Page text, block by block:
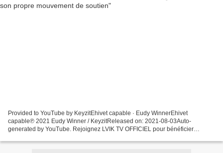
Provided to YouTube by KeyzitEhivet capable · Eudy WinnerEhivet
capable℗ 2021 Eudy Winner / KeyzitReleased on: 2021-08-03Auto-
generated by YouTube. Rejoignez LVIK TV OFFICIEL pour bénéficier
d4GCZVPBYJJwUpRQ/join Côte...